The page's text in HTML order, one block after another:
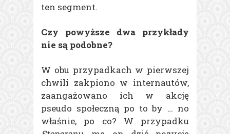
ten segment.
Czy powyższe dwa przykłady
nie są podobne?
W obu przypadkach w pierwszej
chwili zakpiono w internautów,
zaangażowano ich w akcję
pseudo społeczną po to by … no
właśnie, po co? W przypadku